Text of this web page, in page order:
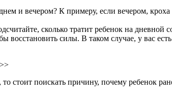
и вечером? К примеру, если вечером,
сколько тратит ребенок на
восстановить силы. В таком случае, у вас
стоит поискать причину, почему ребенок